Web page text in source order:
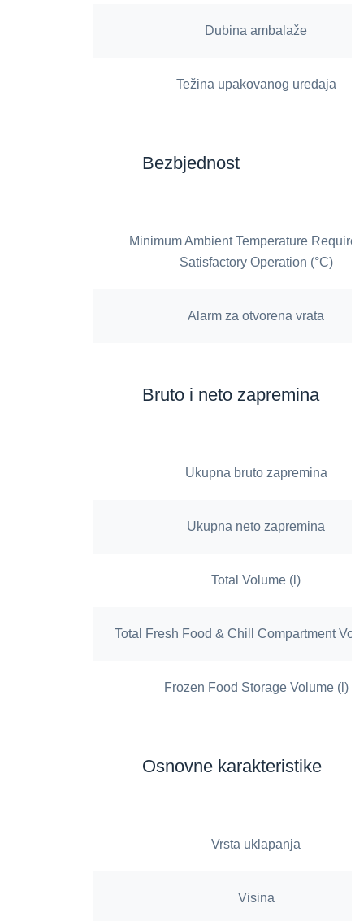
Dubina ambalaže
Težina upakovanog uređaja
Bezbjednost
Minimum Ambient Temperature
Satisfactory Operation (°C)
Alarm za otvorena vrata
Bruto i neto zapremina
Ukupna bruto zapremina
Ukupna neto zapremina
Total Volume (l)
Total Fresh Food & Chill Compartment
Frozen Food Storage Volume (l)
Osnovne karakteristike
Vrsta uklapanja
Visina